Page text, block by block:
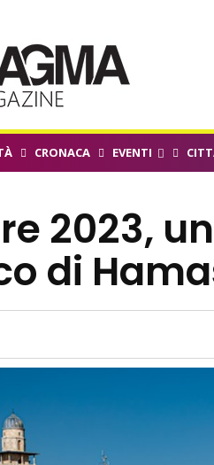
CRONACA EVENTI
2023,
di